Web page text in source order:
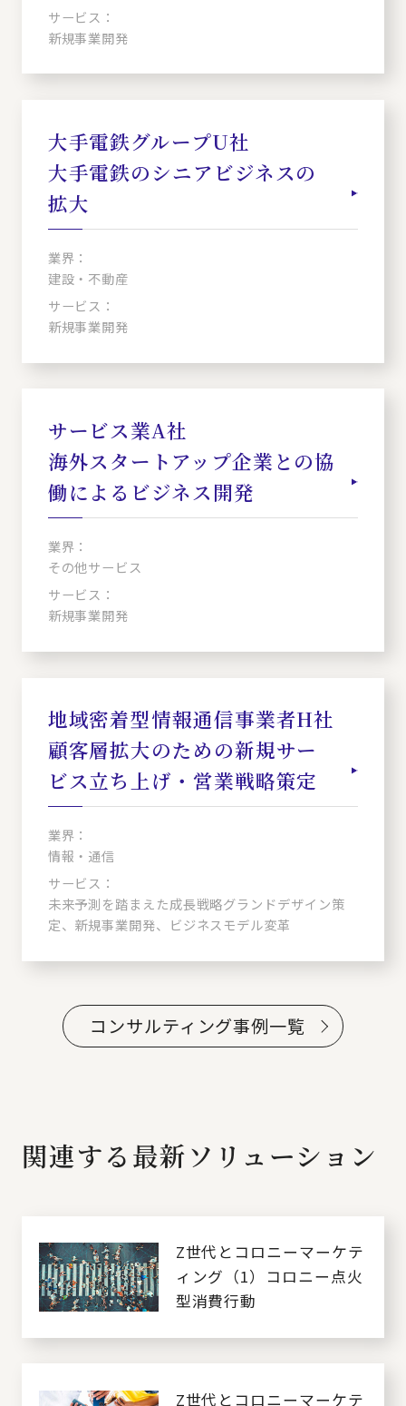
サービス：
新規事業開発
大手電鉄グループU社
大手電鉄のシニアビジネスの
拡大
業界：
建設・不動産
サービス：
新規事業開発
サービス業A社
海外スタートアップ企業との協
働によるビジネス開発
業界：
その他サービス
サービス：
新規事業開発
地域密着型情報通信事業者H社
顧客層拡大のための新規サー
ビス立ち上げ・営業戦略策定
業界：
情報・通信
サービス：
未来予測を踏まえた成長戦略グランドデザイン策
定、新規事業開発、ビジネスモデル変革
コンサルティング事例一覧
関連する最新ソリューション
Z世代とコロニーマーケテ
ィング（1）コロニー点火
型消費行動
Z世代とコロニーマーケテ